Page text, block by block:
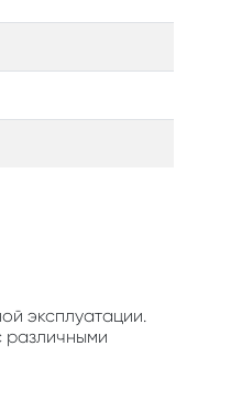
эксплуатации.
различными